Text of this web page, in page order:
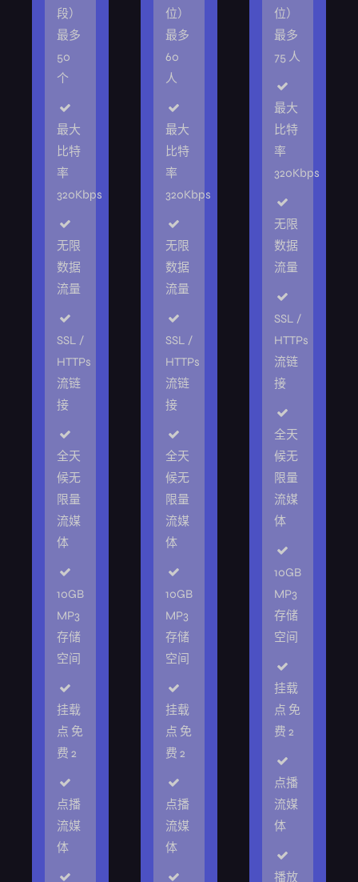
段）
最多
50
个
最大
比特
率
320Kbps
无限
数据
流量
SSL /
HTTPs
流链
接
全天
候无
限量
流媒
体
10GB
MP3
存储
空间
挂载
点 免
费 2
点播
流媒
体
位）
最多
60
人
最大
比特
率
320Kbps
无限
数据
流量
SSL /
HTTPs
流链
接
全天
候无
限量
流媒
体
10GB
MP3
存储
空间
挂载
点 免
费 2
点播
流媒
体
位）
最多
75 人
最大
比特
率
320Kbps
无限
数据
流量
SSL /
HTTPs
流链
接
全天
候无
限量
流媒
体
10GB
MP3
存储
空间
挂载
点 免
费 2
点播
流媒
体
播放